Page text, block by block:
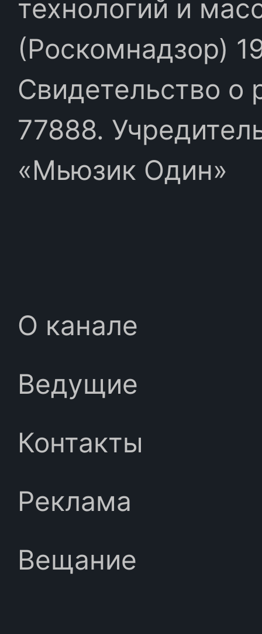
технологий и
(Роскомнадзор)
Свидетельство
77888.
«Мьюзик Один»
О канале
Ведущие
Контакты
Реклама
Вещание